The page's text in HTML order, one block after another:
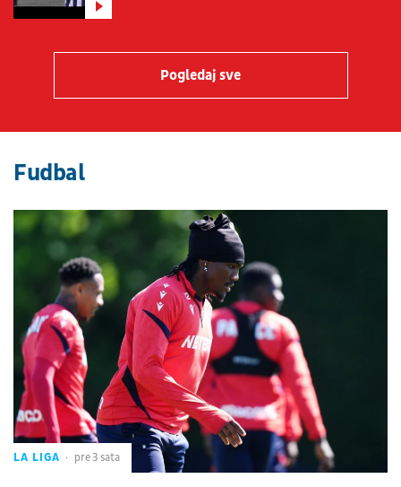
Pogledaj sve
Fudbal
LA LIGA pre 3 sata